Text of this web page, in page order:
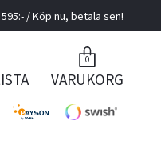
/ Köp nu, betala sen!
0
VARUKORG